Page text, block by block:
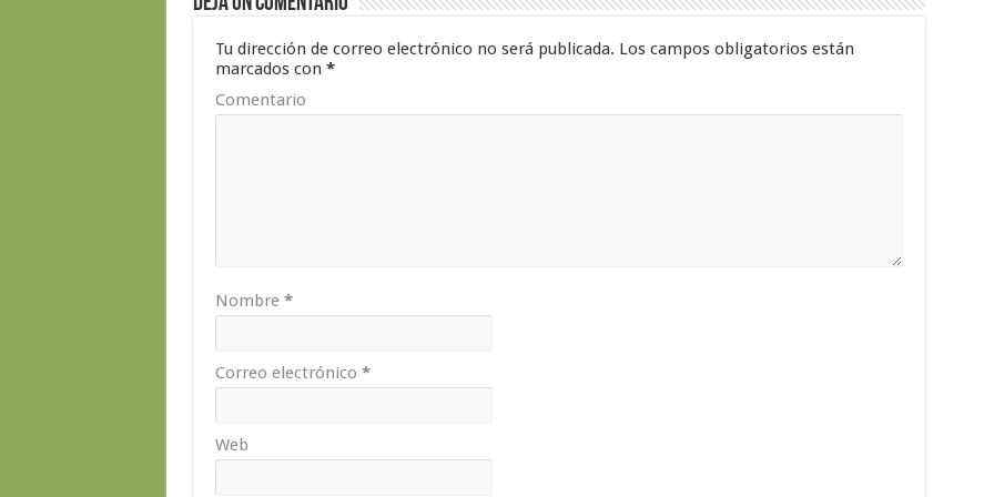
Tu dirección de correo electrónico no será publicada. Los campos obligatorios están
marcados con *
Comentario
Nombre *
Correo electrónico *
Web